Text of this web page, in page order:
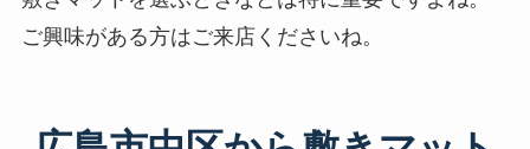
ご興味がある方はご来店くださいね。